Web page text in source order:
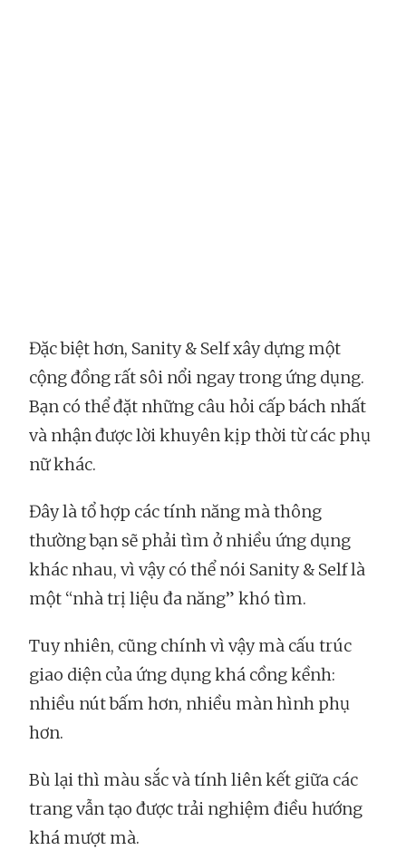
Đặc biệt hơn, Sanity & Self xây dựng một
cộng đồng rất sôi nổi ngay trong ứng dụng.
Bạn có thể đặt những câu hỏi cấp bách nhất
và nhận được lời khuyên kịp thời từ các phụ
nữ khác.
Đây là tổ hợp các tính năng mà thông
thường bạn sẽ phải tìm ở nhiều ứng dụng
khác nhau, vì vậy có thể nói Sanity & Self là
một “nhà trị liệu đa năng” khó tìm.
Tuy nhiên, cũng chính vì vậy mà cấu trúc
giao diện của ứng dụng khá cồng kềnh:
nhiều nút bấm hơn, nhiều màn hình phụ
hơn.
Bù lại thì màu sắc và tính liên kết giữa các
trang vẫn tạo được trải nghiệm điều hướng
khá mượt mà.